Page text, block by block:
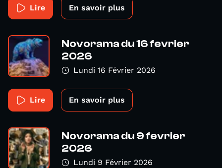
Lire En savoir plus
Novorama du 16 fevrier
2026
Lundi 16 Février 2026
Lire En savoir plus
Novorama du 9 fevrier
2026
Lundi 9 Février 2026